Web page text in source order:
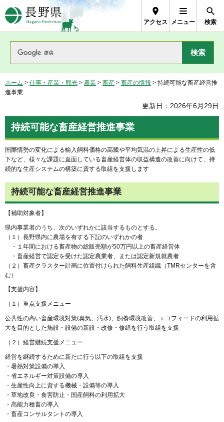
長野県Nagano Prefecture
アクセス メニュー 検索
ホーム > 仕事・産業・観光 > 農業 > 畜産 > 畜産の情報 > 持続可能な畜産経営推
進事業
更新日：2026年6月29日
持続可能な畜産経営推進事業
国際情勢の変化による輸入飼料価格の高騰や平均気温の上昇による生産性の低
下など、様々な課題に直面している畜産経営体の収益構造の改善に向けて、持
続的な生産システムの構築に資する取組を支援します
持続可能な畜産経営推進事業
【補助対象者】
県内事業者のうち、次のいずれかに該当するものとする。
（１）長野県内に農場を有する下記のいずれかの者
・１年間における畜産物の総販売額が50万円以上の畜産経営体
・畜産経営で認定を受けた認定農業者、または認定新規就農者
（２）畜産クラスター計画に位置付けられた飼料生産組織（TMRセンターを含
む）
【支援内容】
（１）重点支援メニュー
公共性の高い畜産環境対策(臭気、汚水)、飼養環境改善、エコフィードの利用拡
大を目的とした施設・設備の新設・改修・修繕を行う取組を支援
（２）経営継続支援メニュー
経営を継続するために新たに行う以下の取組を支援
・暑熱対策設備の導入
・省エネルギー対策設備の導入
・生産性向上に資する機械・設備等の導入
・草地改良・食害防止・国産飼料の利用拡大
・高能力種畜の導入
・畜産コンサルタントの導入